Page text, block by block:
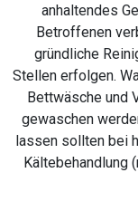
anhaltendes
Betroffenen
gründliche
Stellen erfolgen.
Bettwäsche und
gewaschen
lassen sollten bei
Kältebehandlung